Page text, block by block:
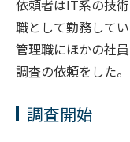
依頼者はIT系の技
職として勤務して
管理職にほかの社
調査の依頼をした。
調査開始